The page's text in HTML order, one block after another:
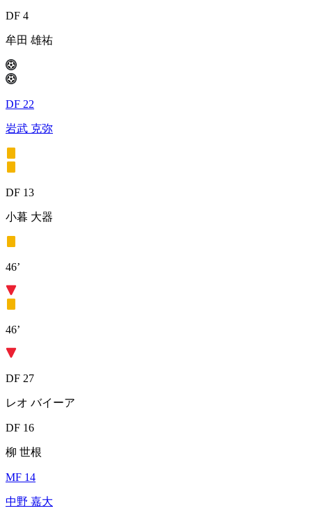
DF 4
牟田 雄祐
DF 22
岩武 克弥
DF 13
小暮 大器
46’
46’
DF 27
レオ バイーア
DF 16
柳 世根
MF 14
中野 嘉大